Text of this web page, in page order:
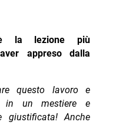
la lezione più
appreso dalla
questo lavoro e
in un mestiere e
Anche